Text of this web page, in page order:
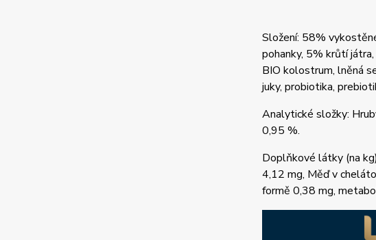
Složení: 58%
pohanky, 5% krůtí
BIO kolostrum, lněná
juky, probiotika,
Analytické složky:
0,95 %.
Doplňkové látky (na
4,12 mg, Měď v
formě 0,38 mg,